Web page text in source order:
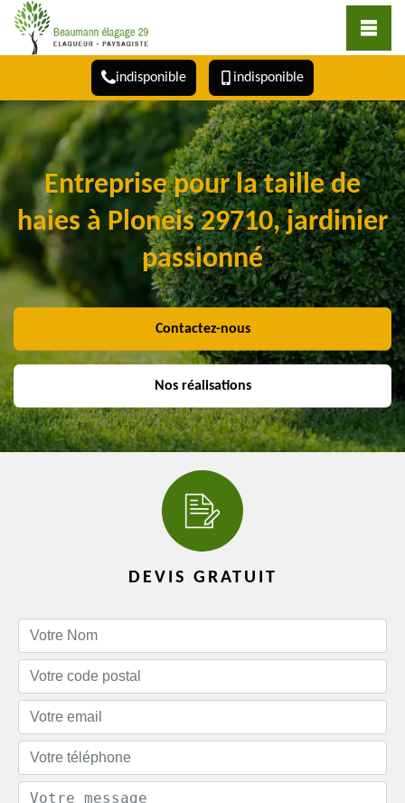
indisponible indisponible
Entreprise pour la taille de
haies à Ploneis 29710, jardinier
passionné
Contactez-nous
Nos réalisations
DEVIS GRATUIT